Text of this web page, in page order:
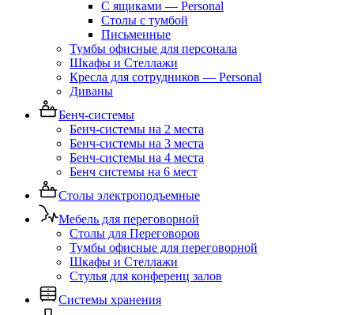
С ящиками — Personal
Столы с тумбой
Письменные
Тумбы офисные для персонала
Шкафы и Стеллажи
Кресла для сотрудников — Personal
Диваны
Бенч-системы
Бенч-системы на 2 места
Бенч-системы на 3 места
Бенч-системы на 4 места
Бенч системы на 6 мест
Столы электроподъемные
Мебель для переговорной
Столы для Переговоров
Тумбы офисные для переговорной
Шкафы и Стеллажи
Стулья для конференц залов
Системы хранения